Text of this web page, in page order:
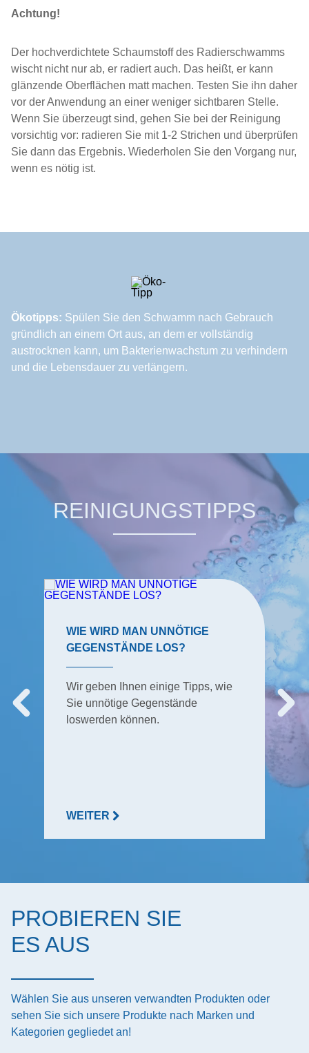
Achtung!
Der hochverdichtete Schaumstoff des Radierschwamms
wischt nicht nur ab, er radiert auch. Das heißt, er kann
glänzende Oberflächen matt machen. Testen Sie ihn daher
vor der Anwendung an einer weniger sichtbaren Stelle.
Wenn Sie überzeugt sind, gehen Sie bei der Reinigung
vorsichtig vor: radieren Sie mit 1-2 Strichen und überprüfen
Sie dann das Ergebnis. Wiederholen Sie den Vorgang nur,
wenn es nötig ist.
Ökotipps: Spülen Sie den Schwamm nach Gebrauch
gründlich an einem Ort aus, an dem er vollständig
austrocknen kann, um Bakterienwachstum zu verhindern
und die Lebensdauer zu verlängern.
REINIGUNGSTIPPS
WIE WIRD MAN UNNÖTIGE
GEGENSTÄNDE LOS?
Wir geben Ihnen einige Tipps, wie
Sie unnötige Gegenstände
loswerden können.
WEITER
PROBIEREN SIE
ES AUS
Wählen Sie aus unseren verwandten Produkten oder
sehen Sie sich unsere Produkte nach Marken und
Kategorien gegliedet an!